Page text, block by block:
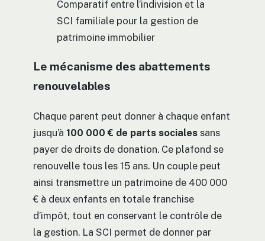
Comparatif entre l’indivision et la
SCI familiale pour la gestion de
patrimoine immobilier
Le mécanisme des abattements
renouvelables
Chaque parent peut donner à chaque enfant
jusqu’à 100 000 € de parts sociales sans
payer de droits de donation. Ce plafond se
renouvelle tous les 15 ans. Un couple peut
ainsi transmettre un patrimoine de 400 000
€ à deux enfants en totale franchise
d’impôt, tout en conservant le contrôle de
la gestion. La SCI permet de donner par